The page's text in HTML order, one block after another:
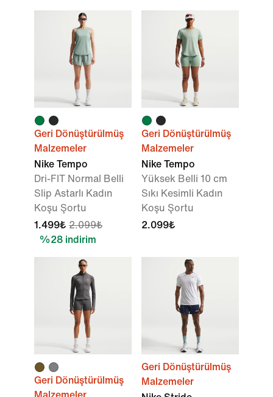
Geri Dönüştürülmüş
Malzemeler
Nike Tempo
Dri-FIT Normal Belli
Slip Astarlı Kadın
Koşu Şortu
1.499₺ 2.099₺
%28 indirim
Geri Dönüştürülmüş
Malzemeler
Nike Tempo
Yüksek Belli 10 cm
Sıkı Kesimli Kadın
Koşu Şortu
2.099₺
Geri Dönüştürülmüş
Malzemeler
Geri Dönüştürülmüş
Malzemeler